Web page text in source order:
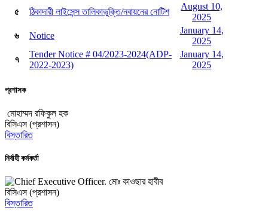
৫
ঠিকাদারী লাইসেন্স তালিকাভুক্তি/নবায়নের নোটিশ
August 10,
2025
৬
Notice
January 14,
2025
৭
Tender Notice # 04/2023-2024(ADP-
2022-2023)
January 14,
2025
প্রশাসক
মোহাম্মদ রফিকুল হক
বিসিএস (প্রশাসন)
বিস্তারিত
নির্বাহী কর্মকর্তা
মোঃ কাওছার হাবীব
বিসিএস (প্রশাসন)
বিস্তারিত